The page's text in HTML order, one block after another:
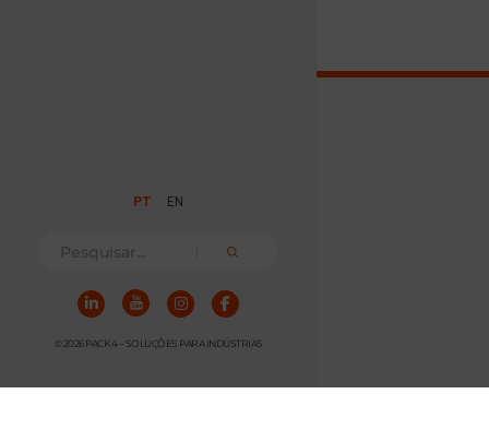
PT EN
© 2026 PACK 4 – SOLUÇÕES PARA INDÚSTRIAS